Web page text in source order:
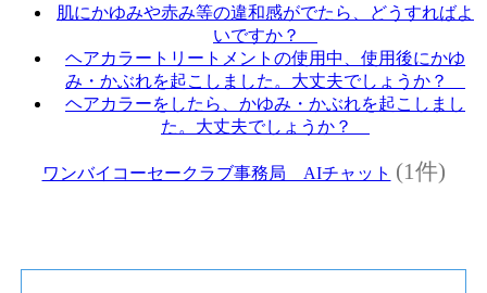
肌にかゆみや赤み等の違和感がでたら、どうすればよ
いですか？
ヘアカラートリートメントの使用中、使用後にかゆ
み・かぶれを起こしました。大丈夫でしょうか？
ヘアカラーをしたら、かゆみ・かぶれを起こしまし
た。大丈夫でしょうか？
ワンバイコーセークラブ事務局 AIチャット (1件)